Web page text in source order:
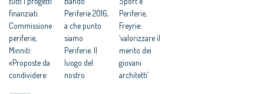
finanziati
Commissione
periferie,
Minniti:
«Proposte da
condividere:
Periferie 2016,
a che punto
siamo
Periferie. Il
luogo del
nostro
Periferie,
Freyrie:
‘valorizzare il
merito dei
giovani
architetti’